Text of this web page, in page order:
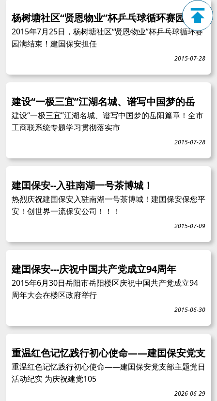
杨树塘社区“贤恩物业”杯乒乓球循环赛园满
2015年7月25日，杨树塘社区“贤恩物业”杯乒乓球循环赛
园满结束！建国保安担任
2015-07-28
建设“一极三宜”江湖名城、谱写中国梦的岳
建设“一极三宜”江湖名城、谱写中国梦的岳阳篇章！全市
工商联系统专题学习贯彻落实市
2015-07-28
建囯保安--入驻南湖一号茶博城！
热烈庆祝建囯保安入驻南湖一号茶博城！建囯保安保您平
安！创世界一流保安公司！！！
2015-07-09
建囯保安---庆祝中国共产党成立94周年
2015年6月30日岳阳市岳阳楼区庆祝中国共产党成立94
周年大会在楼区政府举行
2015-06-30
重温红色记忆践行初心使命——建囯保安党支
重温红色记忆践行初心使命——建囯保安党支部主题党日
活动纪实 为庆祝建党105
2026-06-29